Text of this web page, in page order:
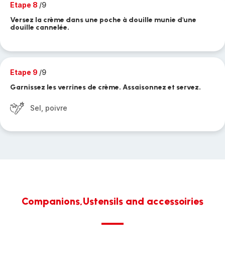
Etape 8 /9
Versez la crème dans une poche à douille munie d'une
douille cannelée.
Etape 9 /9
Garnissez les verrines de crème. Assaisonnez et servez.
Sel, poivre
Companions,Ustensils and accessoiries